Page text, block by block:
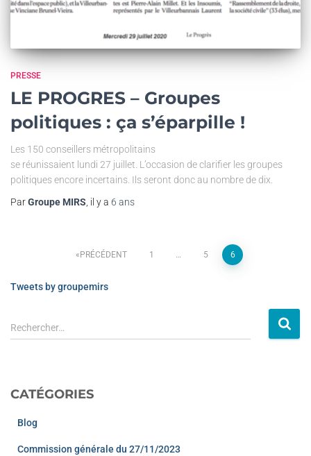
PRESSE
LE PROGRES – Groupes
politiques : ça s’éparpille !
Les 150 conseillers métropolitains
se réunissaient lundi 27 juillet. L’occasion de clarifier les groupes
politiques encore incertains. Ils seront donc au nombre de dix.
ParGroupe MIRS , il y a 6 ans
PRÉCÉDENT 1 … 5 6
Tweets by groupemirs
Rechercher…
CATÉGORIES
Blog
Commission générale du 27/11/2023